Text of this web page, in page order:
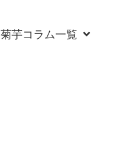
菊芋コラム一覧